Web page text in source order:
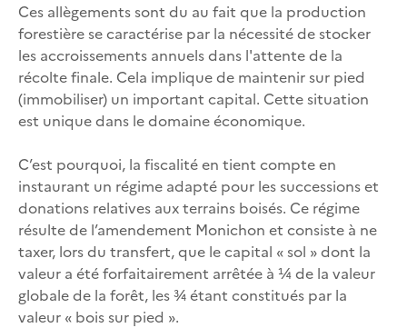
Ces allègements sont du au fait que la production
forestière se caractérise par la nécessité de stocker
les accroissements annuels dans l'attente de la
récolte finale. Cela implique de maintenir sur pied
(immobiliser) un important capital. Cette situation
est unique dans le domaine économique.
C’est pourquoi, la fiscalité en tient compte en
instaurant un régime adapté pour les successions et
donations relatives aux terrains boisés. Ce régime
résulte de l’amendement Monichon et consiste à ne
taxer, lors du transfert, que le capital « sol » dont la
valeur a été forfaitairement arrêtée à ¼ de la valeur
globale de la forêt, les ¾ étant constitués par la
valeur « bois sur pied ».